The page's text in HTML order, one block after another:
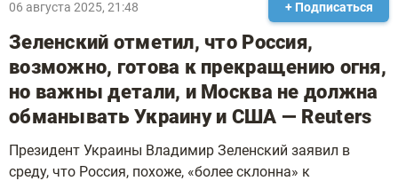
06 августа 2025, 21:48 + Подписаться
Зеленский отметил, что Россия,
возможно, готова к прекращению огня,
но важны детали, и Москва не должна
обманывать Украину и США — Reuters
Президент Украины Владимир Зеленский заявил в
среду, что Россия, похоже, «более склонна» к